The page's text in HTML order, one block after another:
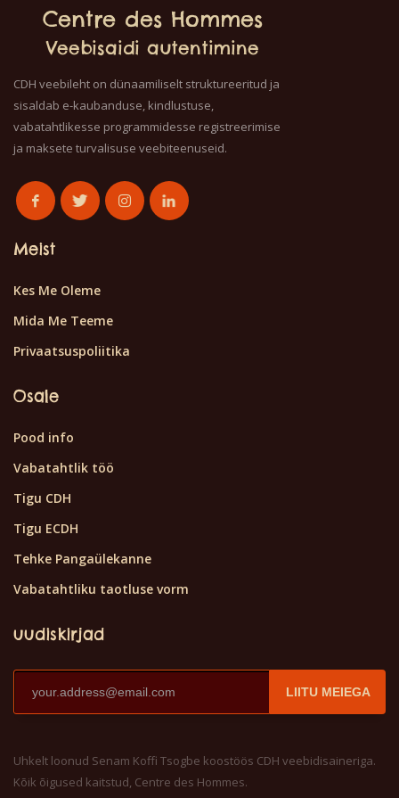
Centre des Hommes
Veebisaidi autentimine
CDH veebileht on dünaamiliselt struktureeritud ja
sisaldab e-kaubanduse, kindlustuse,
vabatahtlikesse programmidesse registreerimise
ja maksete turvalisuse veebiteenuseid.
Meist
Kes Me Oleme
Mida Me Teeme
Privaatsuspoliitika
Osale
Pood info
Vabatahtlik töö
Tigu CDH
Tigu ECDH
Tehke Pangaülekanne
Vabatahtliku taotluse vorm
uudiskirjad
LIITU MEIEGA
Uhkelt loonud Senam Koffi Tsogbe koostöös CDH veebidisaineriga.
Kõik õigused kaitstud, Centre des Hommes.